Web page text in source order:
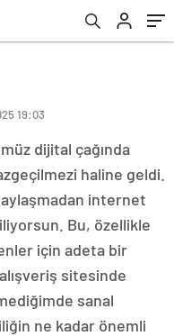
19:03
dijital çağında
haline geldi.
internet
Bu, özellikle
için adeta bir
sitesinde
sanal
ne kadar önemli